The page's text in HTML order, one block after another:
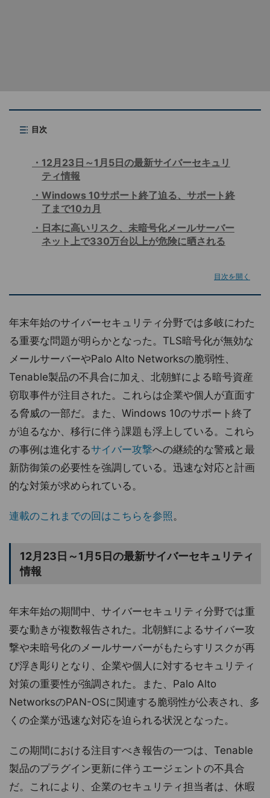
目次
12月23日～1月5日の最新サイバーセキュリ
ティ情報
Windows 10サポート終了迫る、サポート終
了まで10カ月
日本に高いリスク、未暗号化メールサーバー
ネット上で330万台以上が危険に晒される
目次を開く
年末年始のサイバーセキュリティ分野では多岐にわた
る重要な問題が明らかとなった。TLS暗号化が無効な
メールサーバーやPalo Alto Networksの脆弱性、
Tenable製品の不具合に加え、北朝鮮による暗号資産
窃取事件が注目された。これらは企業や個人が直面す
る脅威の一部だ。また、Windows 10のサポート終了
が迫るなか、移行に伴う課題も浮上している。これら
の事例は進化するサイバー攻撃への継続的な警戒と最
新防御策の必要性を強調している。迅速な対応と計画
的な対策が求められている。
連載のこれまでの回はこちらを参照。
12月23日～1月5日の最新サイバーセキュリティ
情報
年末年始の期間中、サイバーセキュリティ分野では重
要な動きが複数報告された。北朝鮮によるサイバー攻
撃や未暗号化のメールサーバーがもたらすリスクが再
び浮き彫りとなり、企業や個人に対するセキュリティ
対策の重要性が強調された。また、Palo Alto
NetworksのPAN-OSに関連する脆弱性が公表され、多
くの企業が迅速な対応を迫られる状況となった。
この期間における注目すべき報告の一つは、Tenable
製品のプラグイン更新に伴うエージェントの不具合
だ。これにより、企業のセキュリティ担当者は、休暇